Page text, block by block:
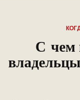
С чем